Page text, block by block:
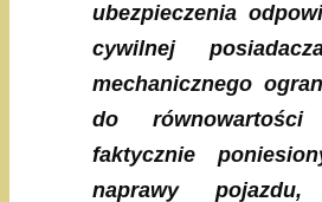
ubezpieczenia
cywilnej
mechanicznego
do równowartości
faktycznie
naprawy